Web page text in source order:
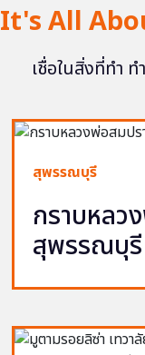
It's All
เชื่อในสิ่งที่ทำ ท
สุพรรณบุรี
กราบหลว
สุพรรณบุรี